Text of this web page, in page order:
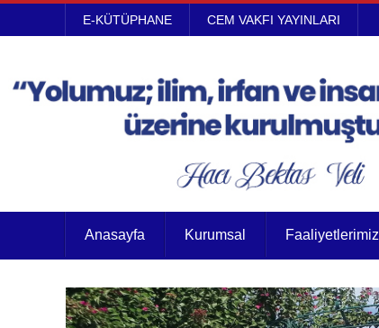
E-KÜTÜPHANE CEM VAKFI YAYINLARI
Anasayfa Kurumsal Faaliyetlerimiz